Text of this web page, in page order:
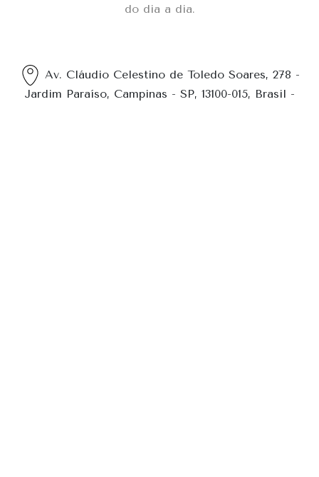
do dia a dia.
Av. Cláudio Celestino de Toledo Soares, 278 -
Jardim Paraíso, Campinas - SP, 13100-015, Brasil -